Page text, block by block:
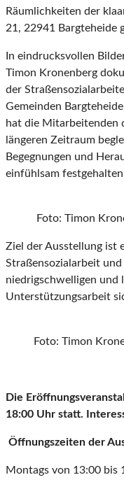
Räumlichkeiten der
21, 22941 Bargteheide
In eindrucksvollen
Timon Kronenberg
der
Gemeinden
hat die Mitarbeitenden
längeren Zeitraum
Begegnungen und
einfühlsam
Foto: Timon
Ziel der Ausstellung ist
Straßensozialarbeit
niedrigschwelligen
Unterstützungsarbeit
Foto: Timon
Die
18:00 Uhr statt.
Öffnungszeiten der
Montags von 13:00 bis